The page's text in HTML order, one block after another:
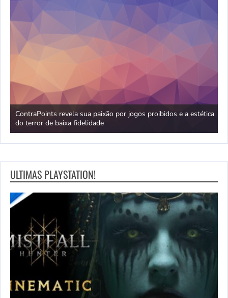
ContraPoints revela sua paixão por jogos proibidos e a estética
do terror de baixa fidelidade
ULTIMAS PLAYSTATION!